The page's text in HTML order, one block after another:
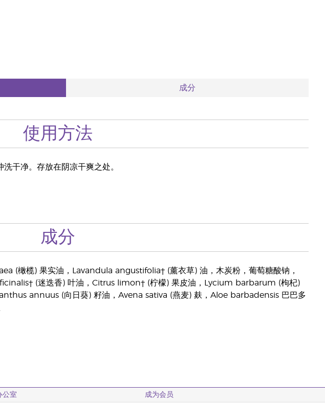
成分
使用方法
干净。存放在阴凉干爽之处。
成分
(橄榄) 果实油，Lavandula angustifolia† (薰衣草) 油，木炭粉，葡萄糖酸钠，
(迷迭香) 叶油，Citrus limon† (柠檬) 果皮油，Lycium barbarum (枸杞)
annuus (向日葵) 籽油，Avena sativa (燕麦) 麸，Aloe barbadensis 巴巴多
公室 成为会员